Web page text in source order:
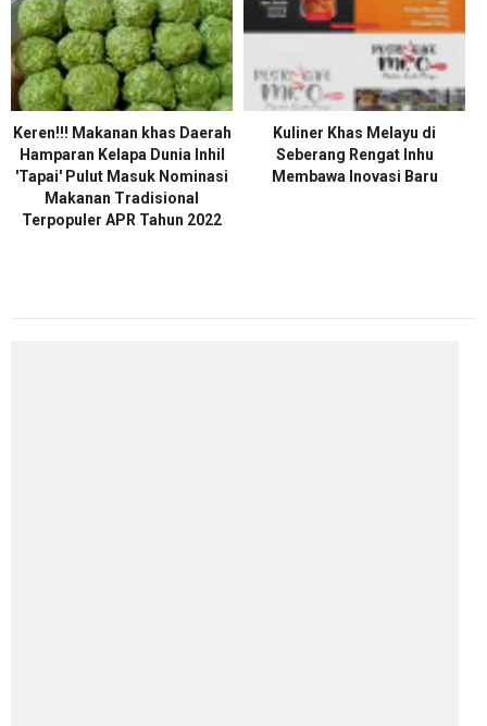
Keren!!! Makanan khas Daerah
Hamparan Kelapa Dunia Inhil
'Tapai' Pulut Masuk Nominasi
Makanan Tradisional
Terpopuler APR Tahun 2022
Kuliner Khas Melayu di
Seberang Rengat Inhu
Membawa Inovasi Baru